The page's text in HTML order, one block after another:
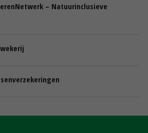
– Natuurinclusieve